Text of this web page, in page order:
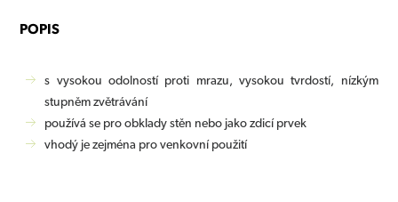
POPIS
s vysokou odolností proti mrazu, vysokou tvrdostí, nízkým
stupněm zvětrávání
používá se pro obklady stěn nebo jako zdicí prvek
vhodý je zejména pro venkovní použití